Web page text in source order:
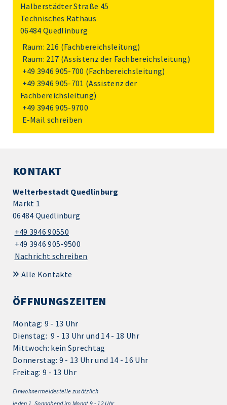
Halberstädter Straße 45
Technisches Rathaus
06484 Quedlinburg
Raum: 216 (Fachbereichsleitung)
Raum: 217 (Assistenz der Fachbereichsleitung)
+49 3946 905-700 (Fachbereichsleitung)
+49 3946 905-701 (Assistenz der
Fachbereichsleitung)
+49 3946 905-9700
E-Mail schreiben
KONTAKT
Welterbestadt Quedlinburg
Markt 1
06484 Quedlinburg
+49 3946 90550
+49 3946 905-9500
Nachricht schreiben
Alle Kontakte
ÖFFNUNGSZEITEN
Montag: 9 - 13 Uhr
Dienstag: 9 - 13 Uhr und 14 - 18 Uhr
Mittwoch: kein Sprechtag
Donnerstag: 9 - 13 Uhr und 14 - 16 Uhr
Freitag: 9 - 13 Uhr
Einwohnermeldestelle zusätzlich
jeden 1. Sonnabend im Monat 9 - 12 Uhr